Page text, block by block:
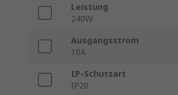
Leistung
240W
Ausgangsstrom
10A
IP-Schutzart
IP20